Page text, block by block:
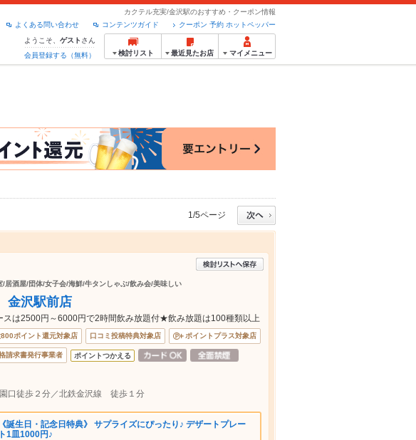
カクテル充実/金沢駅のおすすめ・クーポン情報
クーポン 予約 ホットペッパー
コンテンツガイド
よくある問い合わせ
ようこそ、 ゲスト さん
会員登録する（無料）
検討リスト 最近見たお店 マイメニュー
1/5ページ
居酒屋/団体/女子会/海鮮/牛タンしゃぶ/飲み会/美味しい
沢駅前店
スは2500円～6000円で2時間飲み放題付★飲み放題は100種類以上
800ポイント還元対象店 口コミ投稿特典対象店 ポイントプラス対象店
請求書発行事業者 ポイントつかえる
口徒歩２分／北鉄金沢線 徒歩１分
《誕生日・記念日特典》 サプライズにぴったり♪ デザートプレー
ト1皿1000円♪